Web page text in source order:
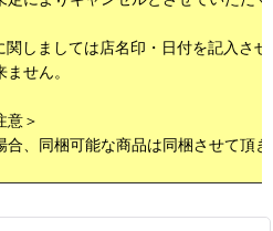
しましては店名印・日付を記入さ
せん。
意＞
、同梱可能な商品は同梱させて頂